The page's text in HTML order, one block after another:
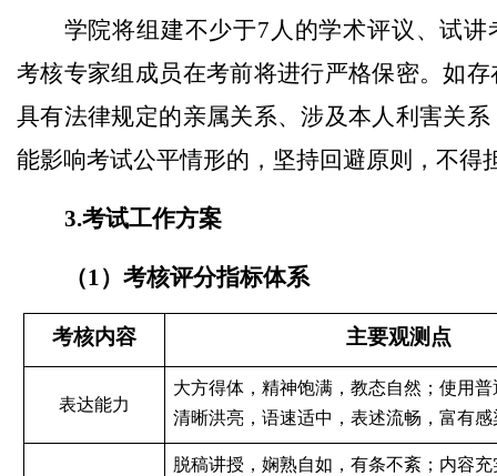
学院将组建不少于7人的学术评议、试讲
考核专家组成员在考前将进行严格保密。如存
具有法律规定的亲属关系、涉及本人利害关
能影响考试公平情形的，坚持回避原则，不得
3.考试工作方案
（1）考核评分指标体系
考核内容 主要观测点
表达能力
大方得体，精神饱满，教态自然；使用
清晰洪亮，语速适中，表述流畅，富有感
脱稿讲授，娴熟自如，有条不紊；内容